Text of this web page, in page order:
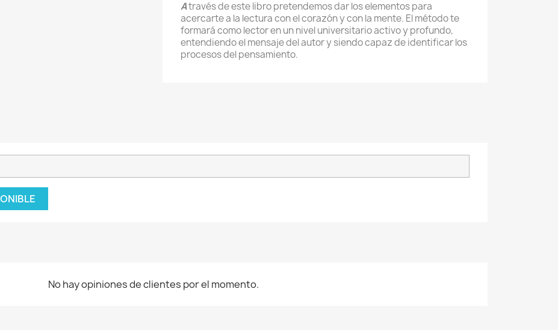
Através de este libro pretendemos dar los elementos para
acercarte a la lectura con el corazón y con la mente. El método te
formará como lector en un nivel universitario activo y profundo,
entendiendo el mensaje del autor y siendo capaz de identificar los
procesos del pensamiento.
No hay opiniones de clientes por el momento.